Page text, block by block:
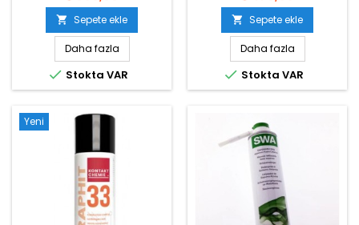
 Sepete ekle
Daha fazla
 Stokta VAR
 Sepete ekle
Daha fazla
 Stokta VAR
Yeni